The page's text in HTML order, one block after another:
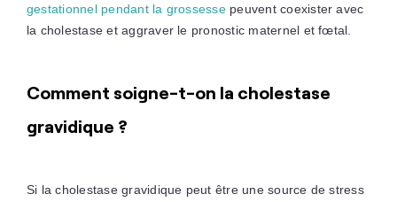
gestationnel pendant la grossessepeuvent coexister avec
la cholestase et aggraver le pronostic maternel et fœtal.
Comment soigne-t-on la cholestase
gravidique ?
Si la cholestase gravidique peut être une source de stress